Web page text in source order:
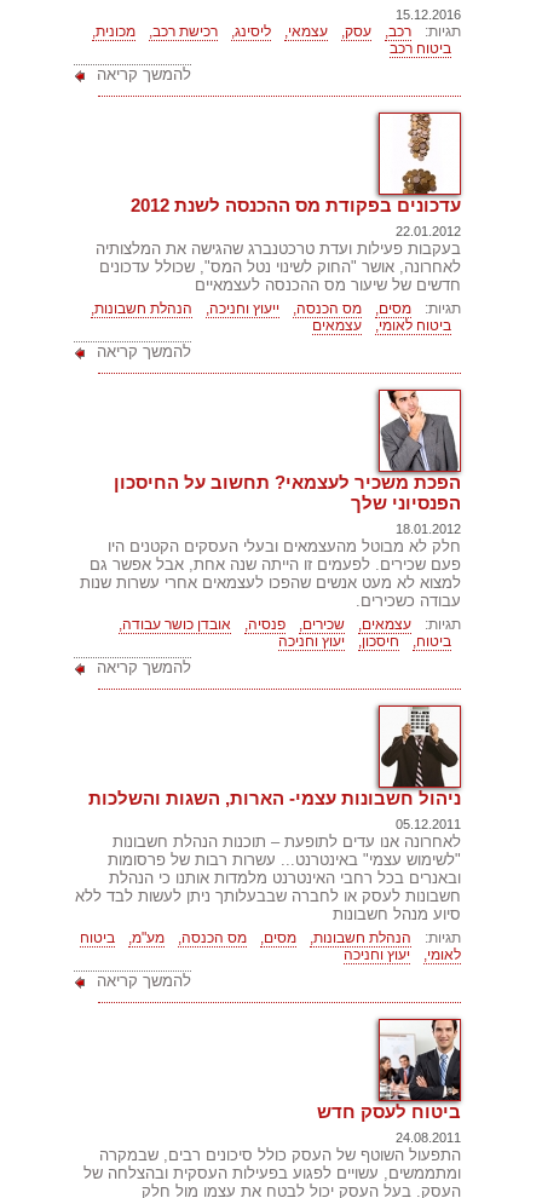
15.12.2016
תגיות: רכב, עסק, עצמאי, ליסינג, רכישת רכב,
מכונית,
ביטוח רכב
להמשך קריאה
עדכונים בפקודת מס ההכנסה לשנת 2012
22.01.2012
בעקבות פעילות ועדת טרכטנברג שהגישה את המלצותיה
לאחרונה, אושר "החוק לשינוי נטל המס", שכולל עדכונים
חדשים של שיעור מס ההכנסה לעצמאיים
תגיות: מסים, מס הכנסה, ייעוץ וחניכה,
הנהלת חשבונות,
ביטוח לאומי,
עצמאים
להמשך קריאה
הפכת משכיר לעצמאי? תחשוב על החיסכון
הפנסיוני שלך
18.01.2012
חלק לא מבוטל מהעצמאים ובעלי העסקים הקטנים היו
פעם שכירים. לפעמים זו הייתה שנה אחת, אבל אפשר גם
למצוא לא מעט אנשים שהפכו לעצמאים אחרי עשרות שנות
עבודה כשכירים.
תגיות: עצמאים, שכירים, פנסיה,
אובדן כושר עבודה,
ביטוח,
חיסכון, יעוץ וחניכה
להמשך קריאה
ניהול חשבונות עצמי- הארות, השגות והשלכות
05.12.2011
לאחרונה אנו עדים לתופעת – תוכנות הנהלת חשבונות
"לשימוש עצמי" באינטרנט... עשרות רבות של פרסומות
ובאנרים בכל רחבי האינטרנט מלמדות אותנו כי הנהלת
חשבונות לעסק או לחברה שבבעלותך ניתן לעשות לבד ללא
סיוע מנהל חשבונות
תגיות: הנהלת חשבונות, מסים, מס הכנסה, מע"מ,
ביטוח
לאומי,
יעוץ וחניכה
להמשך קריאה
ביטוח לעסק חדש
24.08.2011
התפעול השוטף של העסק כולל סיכונים רבים, שבמקרה
ומתממשים, עשויים לפגוע בפעילות העסקית ובהצלחה של
העסק. בעל העסק יכול לבטח את עצמו מול חלק